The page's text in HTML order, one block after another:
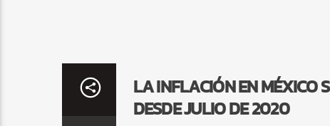
LA INFLACIÓN EN MÉXICO
DESDE JULIO DE 2020